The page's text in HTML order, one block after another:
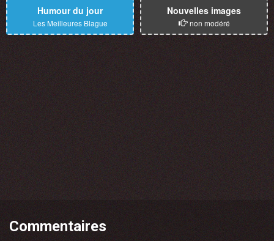
Humour du jour
Les Meilleures Blague
Nouvelles images
non modéré
Commentaires